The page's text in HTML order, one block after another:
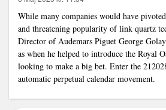
While many companies would have
and threatening popularity oflink quartz
Director of Audemars Piguet George
as when he helped to introduce the Royal
looking to make a big bet. Enter the
automatic perpetual calendar movement.